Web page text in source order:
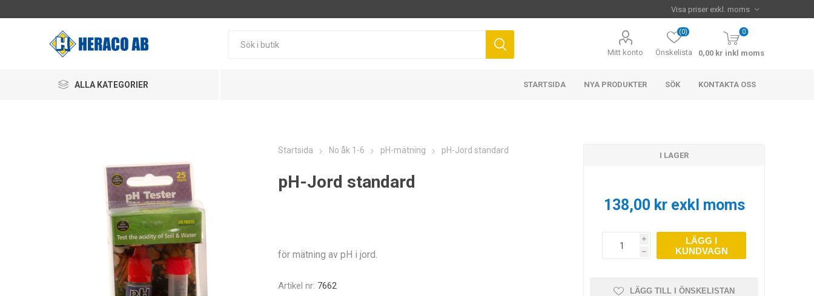
Mitt konto Önskelista
(0) 0
0,00 kr inkl moms
ALLA KATEGORIER STARTSIDA NYA PRODUKTER SÖK KONTAKTA OSS
Startsida No åk 1-6 pH-mätning pH-Jord standard
pH-Jord standard
för mätning av pH i jord.
Artikel nr: 7662
I LAGER
138,00 kr exkl moms
i
h
LÄGG I
KUNDVAGN
LÄGG TILL I ÖNSKELISTAN